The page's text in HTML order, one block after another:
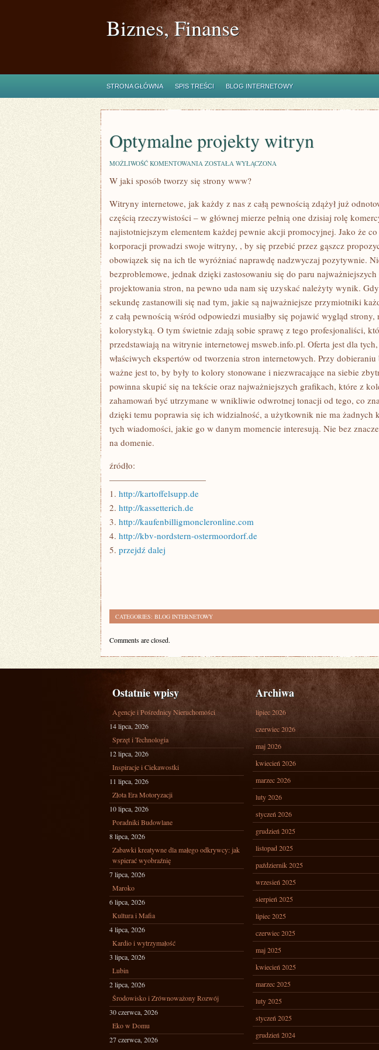
Biznes, Finanse
STRONA GŁÓWNA SPIS TREŚCI BLOG INTERNETOWY
Optymalne projekty witryn
MOŻLIWOŚĆ KOMENTOWANIA OPTYMALNE
WITRYN
ZOSTAŁA WYŁĄCZONA
W jaki sposób tworzy się strony www?
Witryny internetowe, jak każdy z nas z całą pewnością zdążył już
częścią rzeczywistości – w głównej mierze pełnią one dzisiaj rolę
najistotniejszym elementem każdej pewnie akcji promocyjnej. Jako że co
korporacji prowadzi swoje witryny, , by się przebić przez gąszcz
obowiązek się na ich tle wyróżniać naprawdę nadzwyczaj pozytywnie.
bezproblemowe, jednak dzięki zastosowaniu się do paru najważniejszych
projektowania stron, na pewno uda nam się uzyskać należyty wynik.
sekundę zastanowili się nad tym, jakie są najważniejsze przymiotniki
z całą pewnością wśród odpowiedzi musiałby się pojawić wygląd strony,
kolorystyką. O tym świetnie zdają sobie sprawę z tego profesjonaliści,
przedstawiają na witrynie internetowej msweb.info.pl. Oferta jest dla
właściwych ekspertów od tworzenia stron internetowych. Przy
ważne jest to, by były to kolory stonowane i niezwracające na siebie
powinna skupić się na tekście oraz najważniejszych grafikach, które z
zahamowań być utrzymane w wnikliwie odwrotnej tonacji od tego, co
dzięki temu poprawia się ich widzialność, a użytkownik nie ma żadnych
tych wiadomości, jakie go w danym momencie interesują. Nie bez
na domenie.
źródło:
———————————
1. http://kartoffelsupp.de
2. http://kassetterich.de
3. http://kaufenbilligmoncleronline.com
4. http://kbv-nordstern-ostermoordorf.de
5. przejdź dalej
CATEGORIES: BLOG INTERNETOWY
Comments are closed.
Ostatnie wpisy
Agencje i Pośrednicy Nieruchomości
14 lipca, 2026
Sprzęt i Technologia
12 lipca, 2026
Inspiracje i Ciekawostki
11 lipca, 2026
Złota Era Motoryzacji
10 lipca, 2026
Poradniki Budowlane
8 lipca, 2026
Zabawki kreatywne dla małego odkrywcy: jak
wspierać wyobraźnię
7 lipca, 2026
Maroko
6 lipca, 2026
Kultura i Mafia
4 lipca, 2026
Kardio i wytrzymałość
3 lipca, 2026
Lubin
2 lipca, 2026
Środowisko i Zrównoważony Rozwój
30 czerwca, 2026
Eko w Domu
27 czerwca, 2026
Archiwa
lipiec 2026
czerwiec 2026
maj 2026
kwiecień 2026
marzec 2026
luty 2026
styczeń 2026
grudzień 2025
listopad 2025
październik 2025
wrzesień 2025
sierpień 2025
lipiec 2025
czerwiec 2025
maj 2025
kwiecień 2025
marzec 2025
luty 2025
styczeń 2025
grudzień 2024